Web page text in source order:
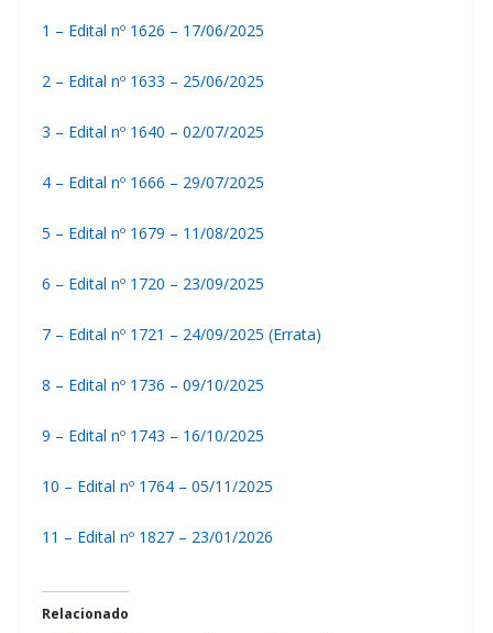
1 – Edital nº 1626 – 17/06/2025
2 – Edital nº 1633 – 25/06/2025
3 – Edital nº 1640 – 02/07/2025
4 – Edital nº 1666 – 29/07/2025
5 – Edital nº 1679 – 11/08/2025
6 – Edital nº 1720 – 23/09/2025
7 – Edital nº 1721 – 24/09/2025 (Errata)
8 – Edital nº 1736 – 09/10/2025
9 – Edital nº 1743 – 16/10/2025
10 – Edital nº 1764 – 05/11/2025
11 – Edital nº 1827 – 23/01/2026
Relacionado